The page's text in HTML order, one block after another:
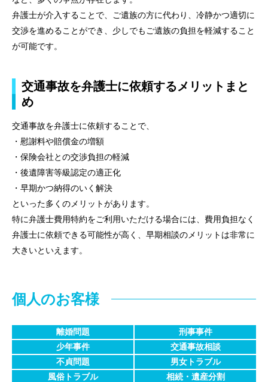
弁護士が介入することで、ご遺族の方に代わり、冷静かつ適切に
交渉を進めることができ、少しでもご遺族の負担を軽減すること
が可能です。
交通事故を弁護士に依頼するメリットまと
め
交通事故を弁護士に依頼することで、
・慰謝料や賠償金の増額
・保険会社との交渉負担の軽減
・後遺障害等級認定の適正化
・早期かつ納得のいく解決
といった多くのメリットがあります。
特に弁護士費用特約をご利用いただける場合には、費用負担なく
弁護士に依頼できる可能性が高く、早期相談のメリットは非常に
大きいといえます。
個人のお客様
離婚問題
刑事事件
少年事件
交通事故相談
不貞問題
男女トラブル
風俗トラブル
相続・遺産分割